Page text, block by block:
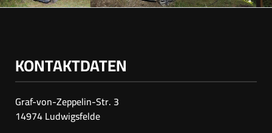
KONTAKTDATEN
Graf-von-Zeppelin-Str. 3
14974 Ludwigsfelde